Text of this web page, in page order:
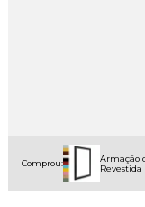
Comprou:
Armação
Revestida